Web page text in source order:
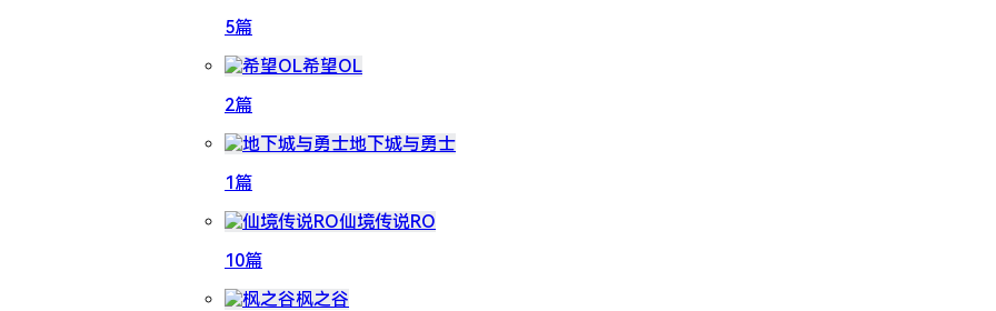
5篇
希望OL
2篇
地下城与勇士
1篇
仙境传说RO
10篇
枫之谷